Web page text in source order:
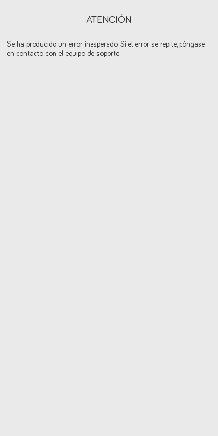
ATENCIÓN
Se ha producido un error inesperado. Si el error se repite, póngase
en contacto con el equipo de soporte.